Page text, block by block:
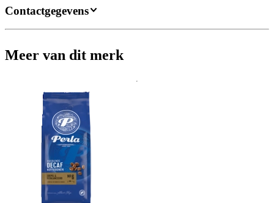
Contactgegevens
Meer van dit merk